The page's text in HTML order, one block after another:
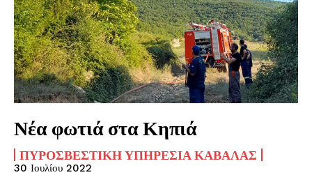
Νέα φωτιά στα Κηπιά
ΠΥΡΟΣΒΕΣΤΙΚΉ ΥΠΗΡΕΣΊΑ ΚΑΒΆΛΑΣ
30 Ιουλίου 2022